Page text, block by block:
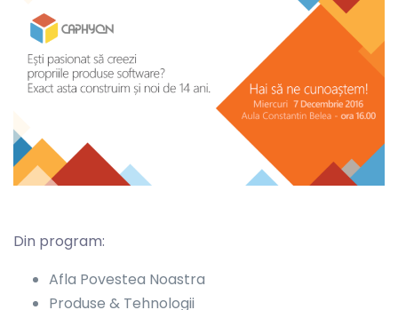
Din program:
Afla Povestea Noastra
Produse & Tehnologii